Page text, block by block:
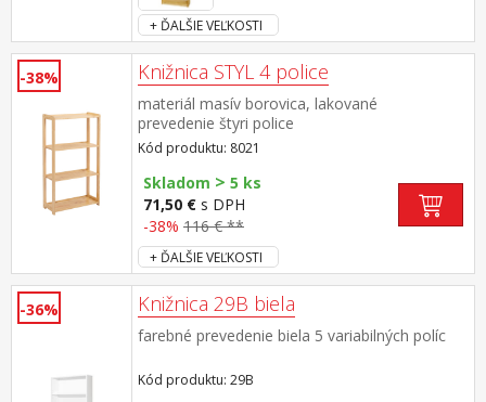
+ ĎALŠIE VEĽKOSTI
-38% Knižnica STYL 4 police
materiál masív borovica, lakované
prevedenie štyri police
Kód produktu: 8021
Skladom > 5 ks
71,50 € s DPH
-38% 116 € **
+ ĎALŠIE VEĽKOSTI
-36% Knižnica 29B biela
farebné prevedenie biela 5 variabilných políc
Kód produktu: 29B